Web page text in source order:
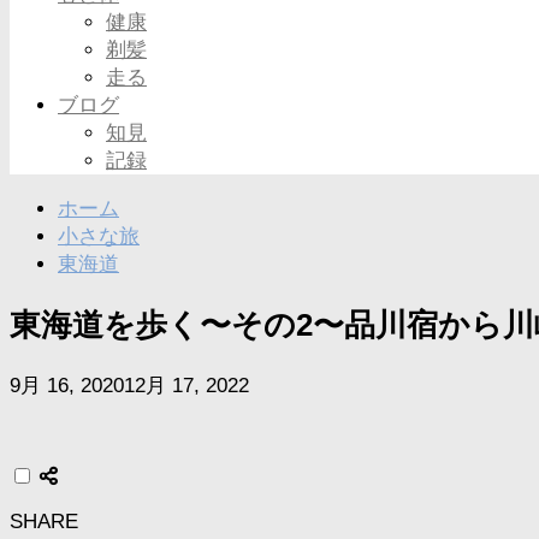
健康
剃髪
走る
ブログ
知見
記録
ホーム
小さな旅
東海道
東海道を歩く〜その2〜品川宿から
9月 16, 202012月 17, 2022
SHARE